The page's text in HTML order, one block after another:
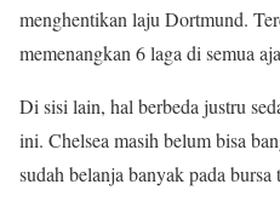
menghentikan laju Dortmund.
memenangkan 6 laga di semua
Di sisi lain, hal berbeda justru
ini. Chelsea masih belum bisa
sudah belanja banyak pada